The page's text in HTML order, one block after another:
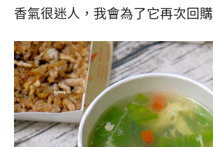
香氣很迷人，我會為了它再次回購